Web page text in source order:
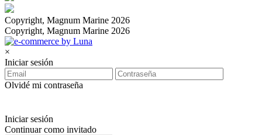
Copyright, Magnum Marine 2026
Copyright, Magnum Marine 2026
×
Iniciar sesión
Olvidé mi contraseña
Iniciar sesión
Continuar como invitado